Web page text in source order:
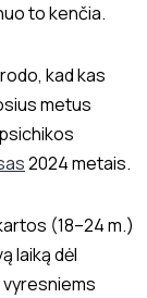
to kenčia.
kad kas
metus
2024 metais.
(18–24 m.)
laiką dėl